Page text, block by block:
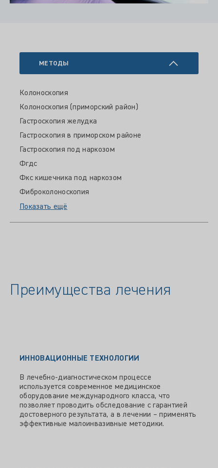
МЕТОДЫ
Колоноскопия
Колоноскопия (приморский район)
Гастроскопия желудка
Гастроскопия в приморском районе
Гастроскопия под наркозом
Фгдс
Фкс кишечника под наркозом
Фиброколоноскопия
Показать ещё
Преимущества лечения
ИННОВАЦИОННЫЕ ТЕХНОЛОГИИ
В лечебно-диагностическом процессе
используется современное медицинское
оборудование международного класса, что
позволяет проводить обследование с гарантией
достоверного результата, а в лечении – применять
эффективные малоинвазивные методики.